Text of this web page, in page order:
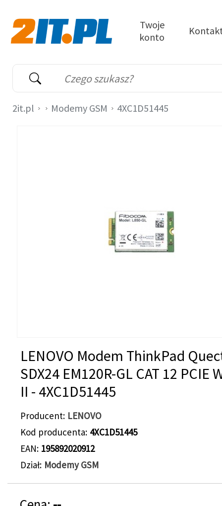
Wyszukiwarka
Słowo kluczowe
Twoje
konto
2it.pl Modemy GSM 4XC1D51445
LENOVO Modem ThinkPad
SDX24 EM120R-GL CAT 12 PCIE
II - 4XC1D51445
Producent LENOVO
Kod producenta 4XC1D51445
EAN 195892020912
Dział Modemy GSM